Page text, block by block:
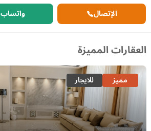
الإتصال واتساب
العقارات المميزة
مميز للايجار